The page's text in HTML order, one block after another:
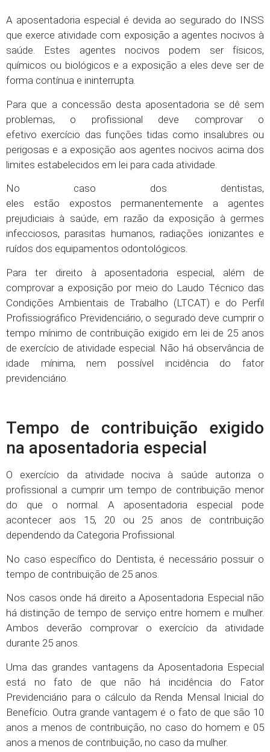
A aposentadoria especial é devida ao segurado do INSS
que exerce atividade com exposição a agentes nocivos à
saúde. Estes agentes nocivos podem ser físicos,
químicos ou biológicos e a exposição a eles deve ser de
forma contínua e ininterrupta.
Para que a concessão desta aposentadoria se dê sem
problemas, o profissional deve comprovar o
efetivo exercício das funções tidas como insalubres ou
perigosas e a exposição aos agentes nocivos acima dos
limites estabelecidos em lei para cada atividade.
No caso dos dentistas,
eles estão expostos permanentemente a agentes
prejudiciais à saúde, em razão da exposição à germes
infecciosos, parasitas humanos, radiações ionizantes e
ruídos dos equipamentos odontológicos.
Para ter direito à aposentadoria especial, além de
comprovar a exposição por meio do Laudo Técnico das
Condições Ambientais de Trabalho (LTCAT) e do Perfil
Profissiográfico Previdenciário, o segurado deve cumprir o
tempo mínimo de contribuição exigido em lei de 25 anos
de exercício de atividade especial. Não há observância de
idade mínima, nem possível incidência do fator
previdenciário.
Tempo de contribuição exigido
na aposentadoria especial
O exercício da atividade nociva à saúde autoriza o
profissional a cumprir um tempo de contribuição menor
do que o normal. A aposentadoria especial pode
acontecer aos 15, 20 ou 25 anos de contribuição
dependendo da Categoria Profissional.
No caso específico do Dentista, é necessário possuir o
tempo de contribuição de 25 anos.
Nos casos onde há direito a Aposentadoria Especial não
há distinção de tempo de serviço entre homem e mulher.
Ambos deverão comprovar o exercício da atividade
durante 25 anos.
Uma das grandes vantagens da Aposentadoria Especial
está no fato de que não há incidência do Fator
Previdenciário para o cálculo da Renda Mensal Inicial do
Benefício. Outra grande vantagem é o fato de que são 10
anos a menos de contribuição, no caso do homem e 05
anos a menos de contribuição, no caso da mulher.